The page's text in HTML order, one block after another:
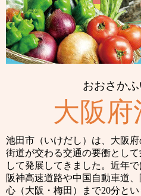
おおさか
大阪府
池田市（いけだし）は、大阪
街道が交わる交通の要衝とし
して発展してきました。近年
阪神高速道路や中国自動車道
心（大阪・梅田）まで20分と